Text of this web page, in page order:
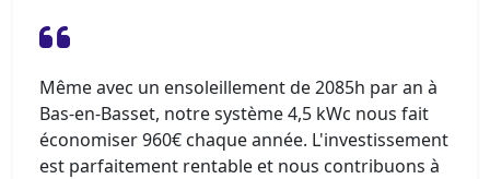
Même avec un ensoleillement de 2085h par an à
Bas-en-Basset, notre système 4,5 kWc nous fait
économiser 960€ chaque année. L'investissement
est parfaitement rentable et nous contribuons à